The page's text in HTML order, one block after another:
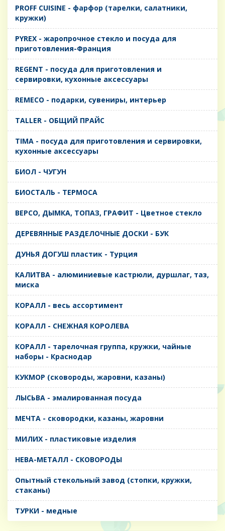
PROFF CUISINE - фарфор (тарелки, салатники,
кружки)
PYREX - жаропрочное стекло и посуда для
приготовления-Франция
REGENT - посуда для приготовления и
сервировки, кухонные аксессуары
REMECO - подарки, сувениры, интерьер
TALLER - ОБЩИЙ ПРАЙС
TIMA - посуда для приготовления и сервировки,
кухонные аксессуары
БИОЛ - ЧУГУН
БИОСТАЛЬ - ТЕРМОСА
ВЕРСО, ДЫМКА, ТОПАЗ, ГРАФИТ - Цветное стекло
ДЕРЕВЯННЫЕ РАЗДЕЛОЧНЫЕ ДОСКИ - БУК
ДУНЬЯ ДОГУШ пластик - Турция
КАЛИТВА - алюминиевые кастрюли, дуршлаг, таз,
миска
КОРАЛЛ - весь ассортимент
КОРАЛЛ - СНЕЖНАЯ КОРОЛЕВА
КОРАЛЛ - тарелочная группа, кружки, чайные
наборы - Краснодар
КУКМОР (сковороды, жаровни, казаны)
ЛЫСЬВА - эмалированная посуда
МЕЧТА - сковородки, казаны, жаровни
МИЛИХ - пластиковые изделия
НЕВА-МЕТАЛЛ - СКОВОРОДЫ
Опытный стекольный завод (стопки, кружки,
стаканы)
ТУРКИ - медные